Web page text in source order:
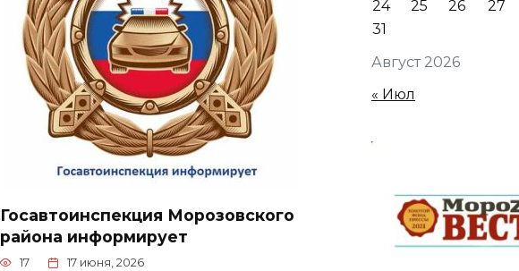
Госавтоинспекция Морозовского
района информирует
17 17 июня, 2026
Август 2026
24
25 26 27
31
« Июл